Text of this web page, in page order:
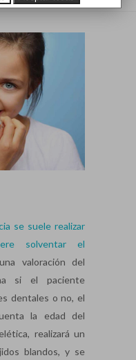
se suele realizar
solventar el
valoración del
si el paciente
dentales o no, el
la edad del
realizará un
blandos, y se